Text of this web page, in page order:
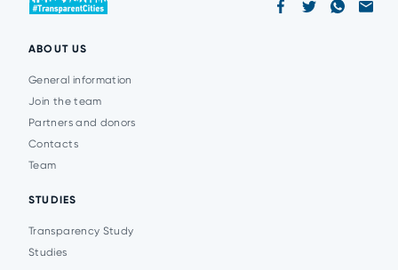
ABOUT US
General information
Join the team
Partners and donors
Contacts
Team
STUDIES
Transparency Study
Studies